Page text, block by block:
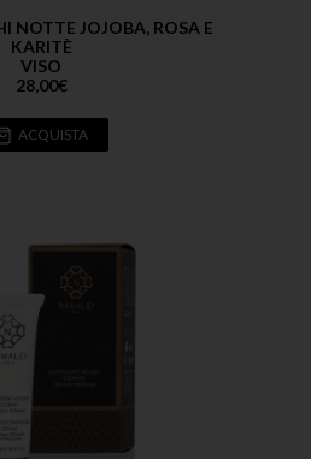
NOTTE JOJOBA, ROSA E
KARITÈ
VISO
28,00€
ACQUISTA